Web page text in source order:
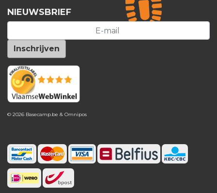
NIEUWSBRIEF
© 2026 Basecamp.be & Omnipos